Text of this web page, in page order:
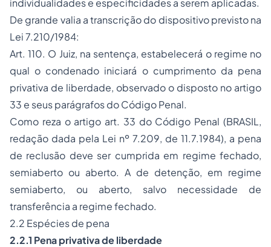
individualidades e especificidades a serem aplicadas.
De grande valia a transcrição do dispositivo previsto na
Lei 7.210/1984:
Art. 110. O Juiz, na sentença, estabelecerá o regime no
qual o condenado iniciará o cumprimento da pena
privativa de liberdade, observado o disposto no artigo
33 e seus parágrafos do Código Penal.
Como reza o artigo art. 33 do Código Penal (BRASIL,
redação dada pela Lei nº 7.209, de 11.7.1984), a pena
de reclusão deve ser cumprida em regime fechado,
semiaberto ou aberto. A de detenção, em regime
semiaberto, ou aberto, salvo necessidade de
transferência a regime fechado.
2.2 Espécies de pena
2.2.1 Pena privativa de liberdade